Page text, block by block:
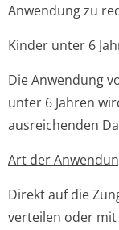
Anwendung zu
Kinder unter 6
Die Anwendung
unter 6 Jahren
ausreichenden
Art der
Direkt auf die
verteilen oder mit